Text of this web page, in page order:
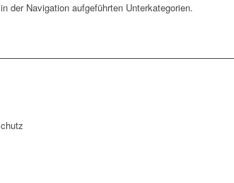
der Navigation aufgeführten Unterkategorien.